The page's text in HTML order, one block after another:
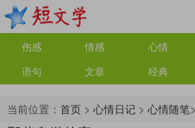
伤感 情感 心情
语句
文章 经典
当前位置： 首页 > 心情日记 > 心情随笔